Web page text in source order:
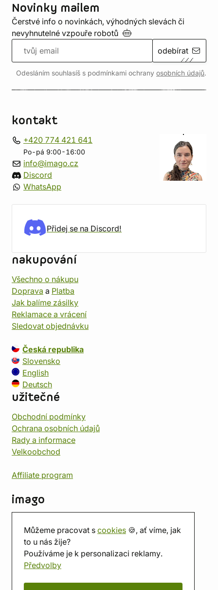
Můžeme pracovat s cookies 🍪, ať víme, jak
to u nás žije?
Používáme je k personalizaci reklamy.
Předvolby
Novinky mailem
Čerstvé info o novinkách, výhodných slevách či
nevyhnutelné vzpouře robotů
odebírat
Odesláním souhlasíš s podmínkami ochrany osobních údajů.
kontakt
+420 774 421 641
Po-pá 9:00-16:00
info@imago.cz
Discord
WhatsApp
Přidej se na Discord!
nakupování
Všechno o nákupu
Doprava a Platba
Jak balíme zásilky
Reklamace a vrácení
Sledovat objednávku
Česká republika
Slovensko
English
Deutsch
užitečné
Obchodní podmínky
Ochrana osobních údajů
Rady a informace
Velkoobchod
Affiliate program
imago
Prodejna
Herna
O nás
Hodnocení obchodu